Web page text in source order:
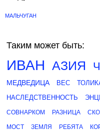
МАЛЬЧУГАН
Таким может быть:
ИВАН АЗИЯ
МЕДВЕДИЦА ВЕС
НАСЛЕДСТВЕННОСТЬ
СОВНАРКОМ РАЗНИЦА
МОСТ ЗЕМЛЯ РЕБЯТА